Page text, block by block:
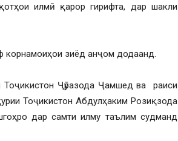
илмӣ қарор гирифта, дар шакли
корнамоиҳои зиёд анҷом додаанд.
Ҷӯразода Ҷамшед ва раиси
Тоҷикистон Абдулҳаким Розиқзода
дар самти илму таълим судманд